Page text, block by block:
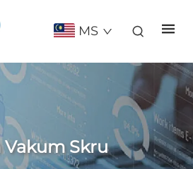
MS
Vakum Skru